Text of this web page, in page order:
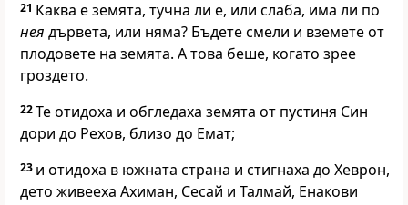
21 Каква е земята, тучна ли е, или слаба, има ли по
нея дървета, или няма? Бъдете смели и вземете от
плодовете на земята. А това беше, когато зрее
гроздето.
22Те отидоха и обгледаха земята от пустиня Син
дори до Рехов, близо до Емат;
23 и отидоха в южната страна и стигнаха до Хеврон,
дето живееха Ахиман, Сесай и Талмай, Енакови